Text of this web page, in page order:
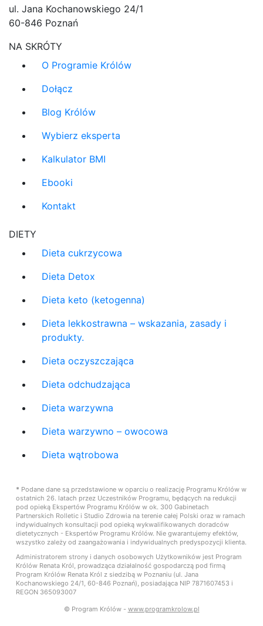
ul. Jana Kochanowskiego 24/1
60-846 Poznań
NA SKRÓTY
O Programie Królów
Dołącz
Blog Królów
Wybierz eksperta
Kalkulator BMI
Ebooki
Kontakt
DIETY
Dieta cukrzycowa
Dieta Detox
Dieta keto (ketogenna)
Dieta lekkostrawna – wskazania, zasady i
produkty.
Dieta oczyszczająca
Dieta odchudzająca
Dieta warzywna
Dieta warzywno – owocowa
Dieta wątrobowa
* Podane dane są przedstawione w oparciu o realizację Programu Królów w
ostatnich 26. latach przez Uczestników Programu, będących na redukcji
pod opieką Ekspertów Programu Królów w ok. 300 Gabinetach
Partnerskich Rolletic i Studio Zdrowia na terenie całej Polski oraz w ramach
indywidualnych konsultacji pod opieką wykwalifikowanych doradców
dietetycznych - Ekspertów Programu Królów. Nie gwarantujemy efektów,
wszystko zależy od zaangażowania i indywidualnych predyspozycji klienta.
Administratorem strony i danych osobowych Użytkowników jest Program
Królów Renata Król, prowadząca działalność gospodarczą pod firmą
Program Królów Renata Król z siedzibą w Poznaniu (ul. Jana
Kochanowskiego 24/1, 60-846 Poznań), posiadająca NIP 7871607453 i
REGON 365093007
© Program Królów - www.programkrolow.pl